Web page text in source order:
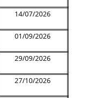
14/07/2026
01/09/2026
29/09/2026
27/10/2026